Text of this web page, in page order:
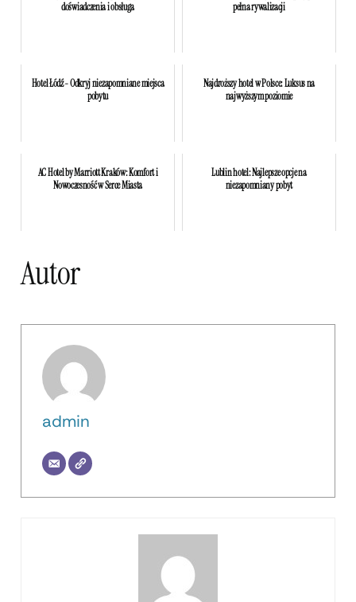
doświadczenia i obsługa
pełna rywalizacji
Hotel Łódź - Odkryj niezapomniane miejsca
pobytu
Najdroższy hotel w Polsce: Luksus na
najwyższym poziomie
AC Hotel by Marriott Kraków: Komfort i
Nowoczesność w Serce Miasta
Lublin hotel: Najlepsze opcje na
niezapomniany pobyt
Autor
admin